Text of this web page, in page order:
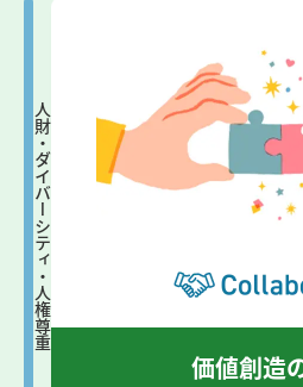
人財・ダイバーシティ・人権尊重
価値創造